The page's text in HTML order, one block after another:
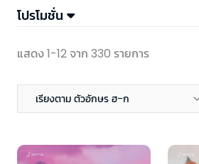
โปรโมชั่น
แสดง 1-12 จาก 330 รายการ
เรียงตาม ตัวอักษร ฮ-ก